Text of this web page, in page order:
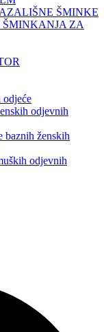
ŠMINKE
ZA
odjeće
odjevnih
baznih ženskih
odjevnih